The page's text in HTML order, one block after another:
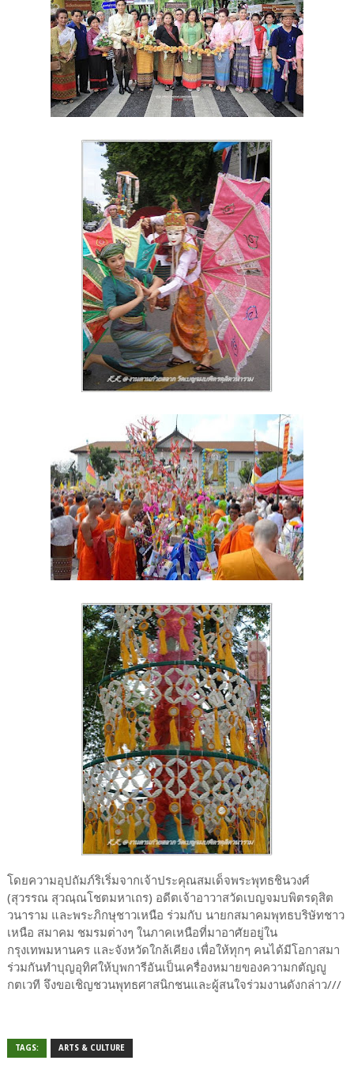
โดยความอุปถัมภ์ริเริ่มจากเจ้าประคุณสมเด็จพระพุทธชินวงศ์
(สุวรรณ สุวณฺณโชตมหาเถร) อดีตเจ้าอาวาสวัดเบญจมบพิตรดุสิต
วนาราม และพระภิกษุชาวเหนือ ร่วมกับ นายกสมาคมพุทธบริษัทชาว
เหนือ สมาคม ชมรมต่างๆ ในภาคเหนือที่มาอาศัยอยู่ใน
กรุงเทพมหานคร และจังหวัดใกล้เคียง เพื่อให้ทุกๆ คนได้มีโอกาสมา
ร่วมกันทำบุญอุทิศให้บุพการีอันเป็นเครื่องหมายของความกตัญญู
กตเวที จึงขอเชิญชวนพุทธศาสนิกชนและผู้สนใจร่วมงานดังกล่าว///
TAGS: ARTS & CULTURE